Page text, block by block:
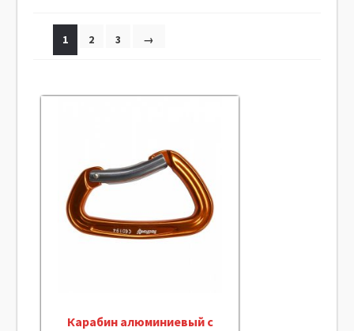
1 2 3 →
Карабин алюминиевый с